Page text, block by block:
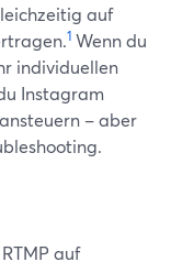
auf
1 Wenn du
individuellen
Instagram
– aber
auf